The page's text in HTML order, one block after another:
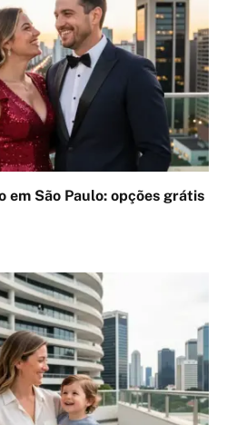
em São Paulo: opções grátis